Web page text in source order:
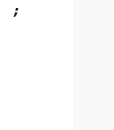
;